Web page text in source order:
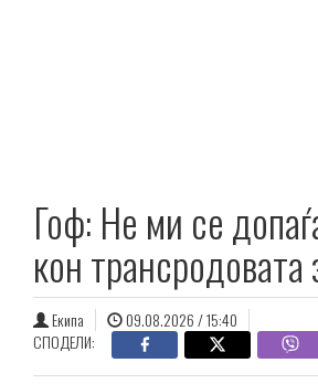
Гоф: Не ми се
кон
Екипа
09.08.2026 / 15:40
СПОДЕЛИ: